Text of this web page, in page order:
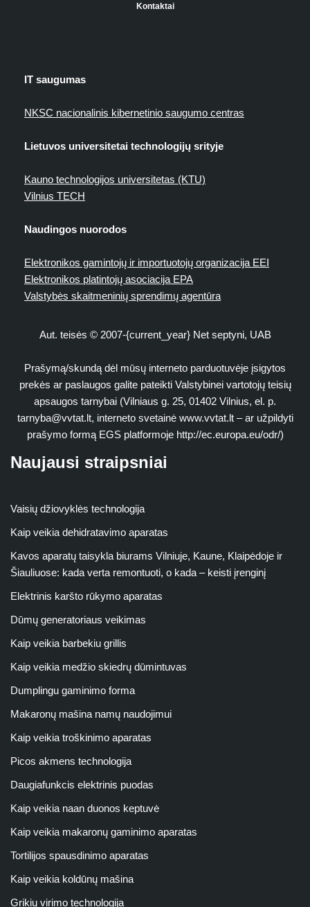
Kontaktai
IT saugumas
NKSC nacionalinis kibernetinio saugumo centras
Lietuvos universitetai technologijų srityje
Kauno technologijos universitetas (KTU)
Vilnius TECH
Naudingos nuorodos
Elektronikos gamintojų ir importuotojų organizacija EEI
Elektronikos platintojų asociacija EPA
Valstybės skaitmeninių sprendimų agentūra
Aut. teisės © 2007-{current_year} Net septyni, UAB
Prašymą/skundą dėl mūsų interneto parduotuvėje įsigytos
prekės ar paslaugos galite pateikti Valstybinei vartotojų teisių
apsaugos tarnybai (Vilniaus g. 25, 01402 Vilnius, el. p.
tarnyba@vvtat.lt, interneto svetainė www.vvtat.lt – ar užpildyti
prašymo formą EGS platformoje http://ec.europa.eu/odr/)
Naujausi straipsniai
Vaisių džiovyklės technologija
Kaip veikia dehidratavimo aparatas
Kavos aparatų taisykla biurams Vilniuje, Kaune, Klaipėdoje ir
Šiauliuose: kada verta remontuoti, o kada – keisti įrenginį
Elektrinis karšto rūkymo aparatas
Dūmų generatoriaus veikimas
Kaip veikia barbekiu grillis
Kaip veikia medžio skiedrų dūmintuvas
Dumplingu gaminimo forma
Makaronų mašina namų naudojimui
Kaip veikia troškinimo aparatas
Picos akmens technologija
Daugiafunkcis elektrinis puodas
Kaip veikia naan duonos keptuvė
Kaip veikia makaronų gaminimo aparatas
Tortilijos spausdinimo aparatas
Kaip veikia koldūnų mašina
Grikių virimo technologija